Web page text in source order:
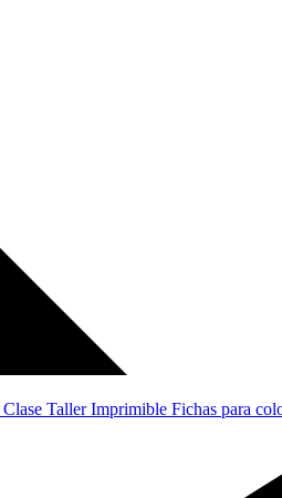
Clase TallerImprimible Fichas para